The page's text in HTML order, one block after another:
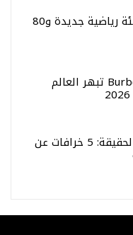
جوائز أثر تتوسع: فئة رياضية جديدة و80
أناقة الخريف: Burberry تبهر العالم
Maui Jim تكشف الحقيقة: 5 خرافات عن